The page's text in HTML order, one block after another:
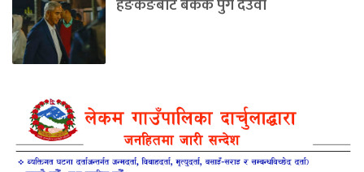
हङकङबाट बैंकक पुगे देउवा